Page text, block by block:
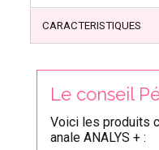
CARACTERISTIQUES
Le conseil
Voici les produits
anale ANALYS + :